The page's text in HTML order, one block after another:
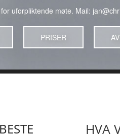
uforpliktende møte. Mail:
PRISER
HVA